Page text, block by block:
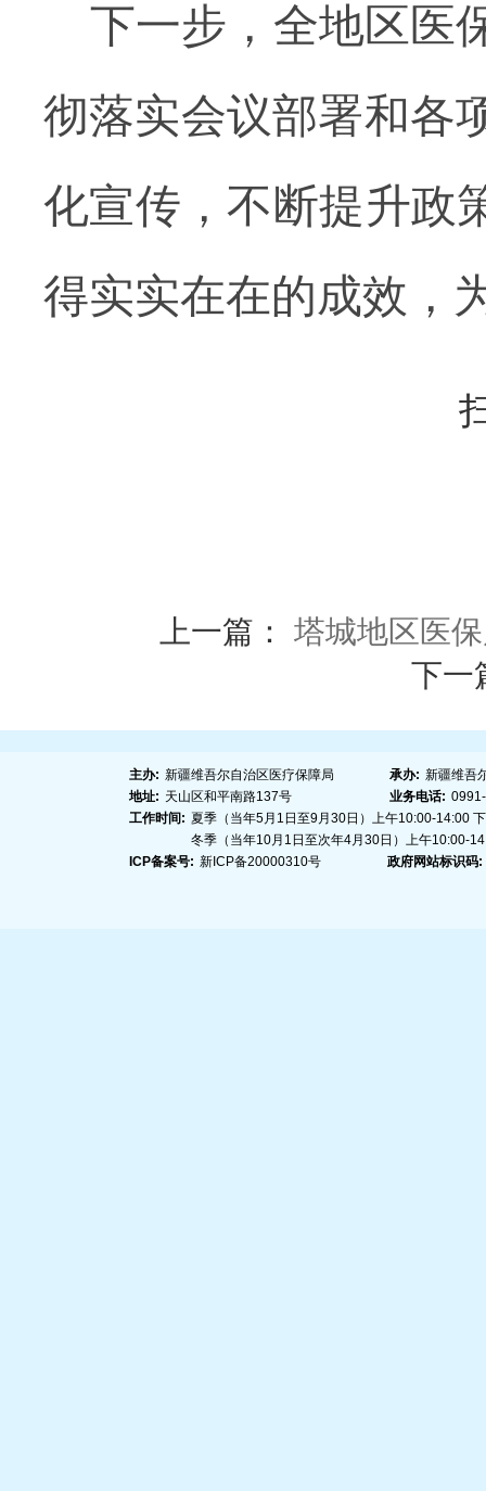
下一步，全地区医
彻落实会议部署和各
化宣传，不断提升政
得实实在在的成效，
上一篇： 塔城地区医
下一篇
主办: 新疆维吾尔自治区医疗保障局 承办: 新疆维吾
地址: 天山区和平南路137号 业务电话:
工作时间: 夏季（当年5月1日至9月30日）上午10:00-14:00
冬季（当年10月1日至次年4月30日）上午10:00-
ICP备案号: 新ICP备20000310号 政府网站标识码: